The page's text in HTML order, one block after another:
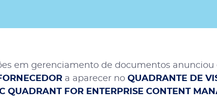
em gerenciamento de documentos anunciou
a aparecer no QUADRANTE DE
QUADRANT FOR ENTERPRISE CONTENT